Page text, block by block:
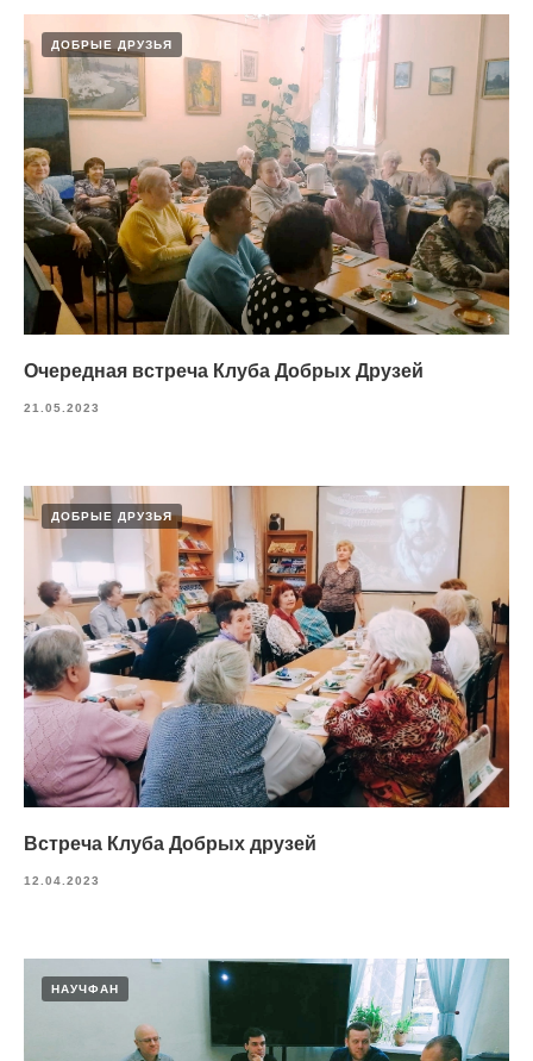
ДОБРЫЕ ДРУЗЬЯ
Очередная встреча Клуба Добрых Друзей
21.05.2023
ДОБРЫЕ ДРУЗЬЯ
Встреча Клуба Добрых друзей
12.04.2023
НАУЧФАН